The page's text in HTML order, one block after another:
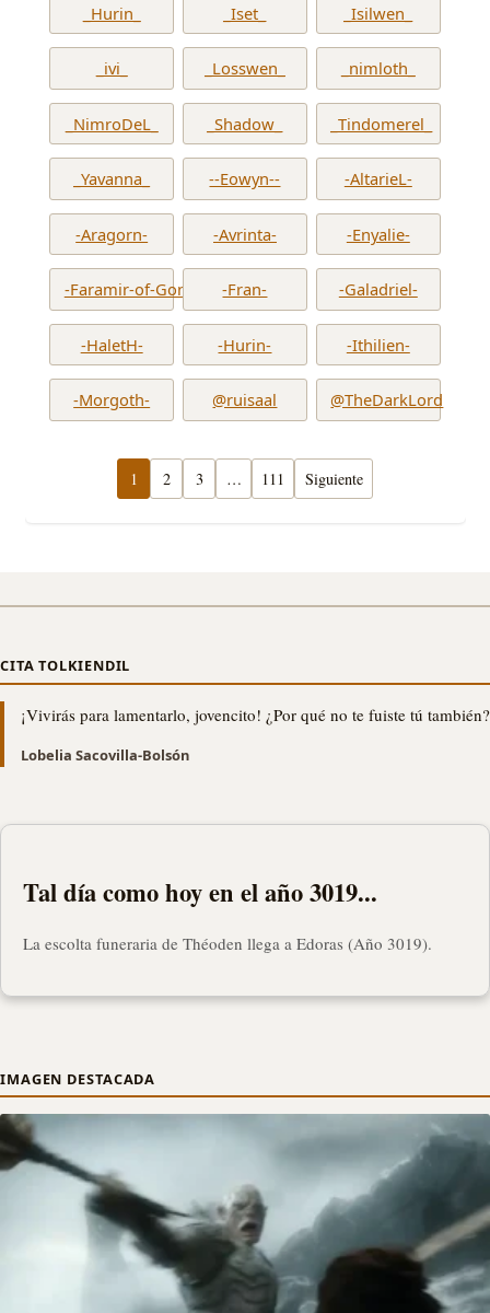
_Hurin_ _Iset_ _Isilwen_
_ivi_ _Losswen_ _nimloth_
_NimroDeL_ _Shadow_ _Tindomerel_
_Yavanna_ --Eowyn-- -AltarieL-
-Aragorn- -Avrinta- -Enyalie-
-Faramir-of-Gondor- -Fran- -Galadriel-
-HaletH- -Hurin- -Ithilien-
-Morgoth- @ruisaal @TheDarkLord
1 2 3 … 111 Siguiente
CITA TOLKIENDIL
¡Vivirás para lamentarlo, jovencito! ¿Por qué no te fuiste tú también?
Lobelia Sacovilla-Bolsón
Tal día como hoy en el año 3019...
La escolta funeraria de Théoden llega a Edoras (Año 3019).
IMAGEN DESTACADA